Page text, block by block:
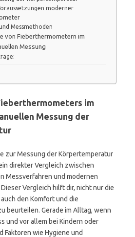
moderner
Messmethoden
von Fieberthermometern im
Messung
im
Messung der
zur Messung der Körpertemperatur
direkter Vergleich zwischen
Messverfahren und modernen
Vergleich hilft dir, nicht nur die
den Komfort und die
beurteilen. Gerade im Alltag, wenn
und vor allem bei Kindern oder
Faktoren wie Hygiene und